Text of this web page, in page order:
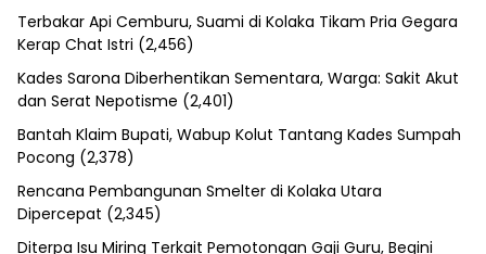
Terbakar Api Cemburu, Suami di Kolaka Tikam Pria Gegara
Kerap Chat Istri (2,456)
Kades Sarona Diberhentikan Sementara, Warga: Sakit Akut
dan Serat Nepotisme (2,401)
Bantah Klaim Bupati, Wabup Kolut Tantang Kades Sumpah
Pocong (2,378)
Rencana Pembangunan Smelter di Kolaka Utara
Dipercepat (2,345)
Diterpa Isu Miring Terkait Pemotongan Gaji Guru, Begini